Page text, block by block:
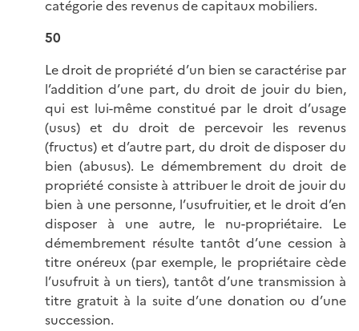
catégorie des revenus de capitaux mobiliers.
50
Le droit de propriété d’un bien se caractérise par
l’addition d’une part, du droit de jouir du bien,
qui est lui-même constitué par le droit d’usage
(usus) et du droit de percevoir les revenus
(fructus) et d’autre part, du droit de disposer du
bien (abusus). Le démembrement du droit de
propriété consiste à attribuer le droit de jouir du
bien à une personne, l’usufruitier, et le droit d’en
disposer à une autre, le nu-propriétaire. Le
démembrement résulte tantôt d’une cession à
titre onéreux (par exemple, le propriétaire cède
l’usufruit à un tiers), tantôt d’une transmission à
titre gratuit à la suite d’une donation ou d’une
succession.